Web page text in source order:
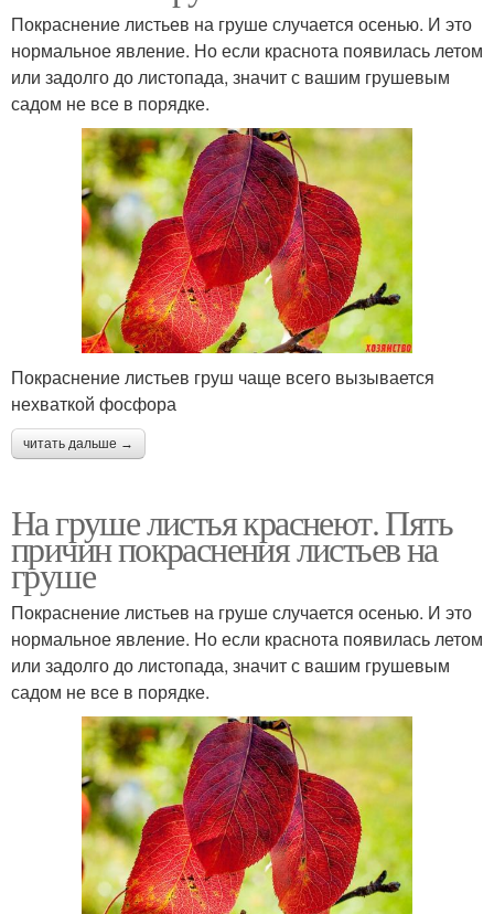
Покраснение листьев на груше случается осенью. И это
нормальное явление. Но если краснота появилась летом
или задолго до листопада, значит с вашим грушевым
садом не все в порядке.
Покраснение листьев груш чаще всего вызывается
нехваткой фосфора
читать дальше →
На груше листья краснеют. Пять
причин покраснения листьев на
груше
Покраснение листьев на груше случается осенью. И это
нормальное явление. Но если краснота появилась летом
или задолго до листопада, значит с вашим грушевым
садом не все в порядке.